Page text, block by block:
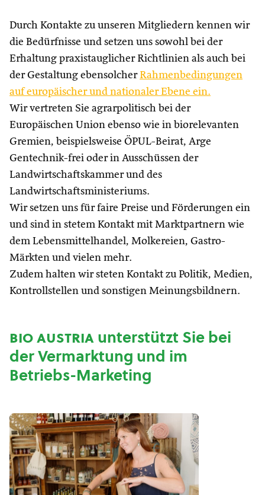
Durch Kontakte zu unseren Mitgliedern kennen wir
die Bedürfnisse und setzen uns sowohl bei der
Erhaltung praxistauglicher Richtlinien als auch bei
der Gestaltung ebensolcher Rahmenbedingungen
auf europäischer und nationaler Ebene ein.
Wir vertreten Sie agrarpolitisch bei der
Europäischen Union ebenso wie in biorelevanten
Gremien, beispielsweise ÖPUL-Beirat, Arge
Gentechnik-frei oder in Ausschüssen der
Landwirtschaftskammer und des
Landwirtschaftsministeriums.
Wir setzen uns für faire Preise und Förderungen ein
und sind in stetem Kontakt mit Marktpartnern wie
dem Lebensmittelhandel, Molkereien, Gastro-
Märkten und vielen mehr.
Zudem halten wir steten Kontakt zu Politik, Medien,
Kontrollstellen und sonstigen Meinungsbildnern.
bio austriaunterstützt Sie bei
der Vermarktung und im
Betriebs-Marketing